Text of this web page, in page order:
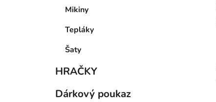
Mikiny
Tepláky
Šaty
HRAČKY
Dárkový poukaz